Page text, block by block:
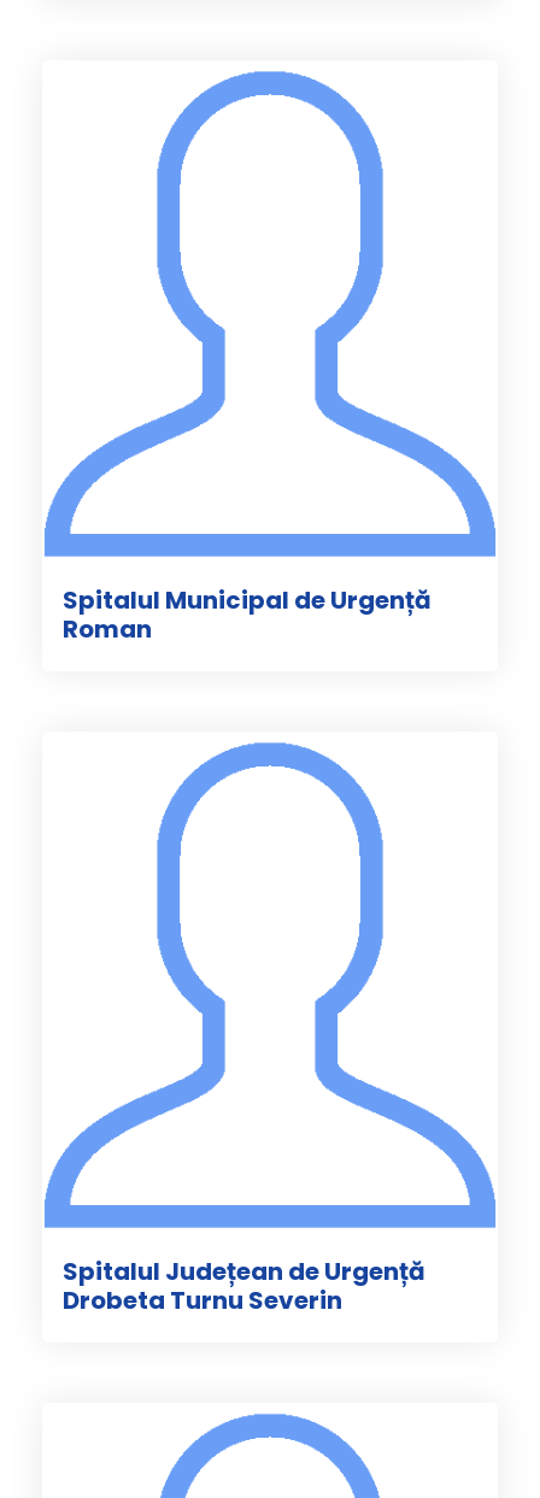
Spitalul Municipal de Urgență
Roman
Spitalul Județean de Urgență
Drobeta Turnu Severin